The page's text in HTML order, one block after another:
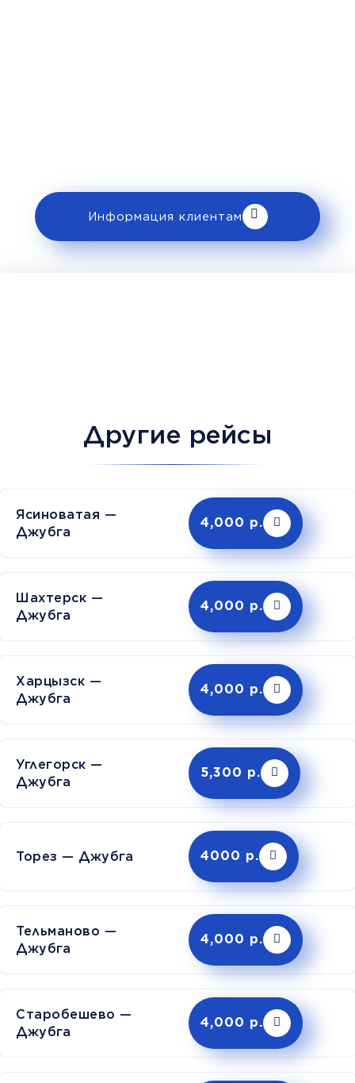
Информация клиентам
Другие рейсы
Ясиноватая —
Джубга
4,000 р.
Шахтерск —
Джубга
4,000 р.
Харцызск —
Джубга
4,000 р.
Углегорск —
Джубга
5,300 р.
Торез — Джубга 4000 р.
Тельманово —
Джубга
4,000 р.
Старобешево —
Джубга
4,000 р.